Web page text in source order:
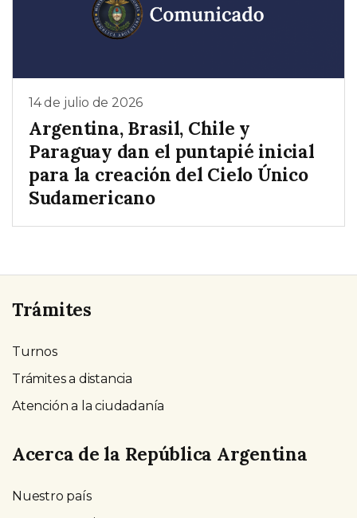
14 de julio de 2026
Argentina, Brasil, Chile y
Paraguay dan el puntapié inicial
para la creación del Cielo Único
Sudamericano
Trámites
Turnos
Trámites a distancia
Atención a la ciudadanía
Acerca de la República Argentina
Nuestro país